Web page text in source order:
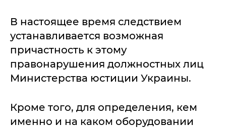
В настоящее время следствием
устанавливается возможная
причастность к этому
правонарушения должностных лиц
Министерства юстиции Украины.
Кроме того, для определения, кем
именно и на каком оборудовании